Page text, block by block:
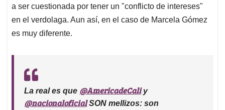
a ser cuestionada por tener un "conflicto de intereses"
en el verdolaga. Aun así, en el caso de Marcela Gómez
es muy diferente.
La real es que @AmericadeCaliy
@nacionaloficialSON mellizos: son